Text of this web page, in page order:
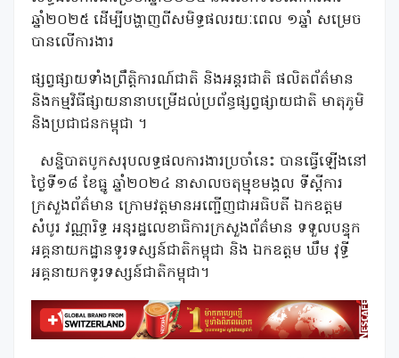
ឆ្នាំ២០២៥ ដើម្បីបង្ហាញពីសមិទ្ធផលរយៈពេល ១ឆ្នាំ សម្រេច
បានលើការងារ
ផ្សព្វផ្សាយទាំងព្រឹត្តិការណ៍ជាតិ និងអន្តរជាតិ ផលិតព័ត៌មាន
និងកម្មវិធីផ្សាយនានាបម្រើដល់ប្រព័ន្ធផ្សព្វផ្សាយជាតិ មាតុភូមិ
និងប្រជាជនកម្ពុជា ។
សន្និបាតបូកសរុបលទ្ធផលការងារប្រចាំនេះ បានធ្វើឡើងនៅ
ថ្ងៃទី១៨ ខែធ្នូ ឆ្នាំ២០២៤ នាសាលចតុម្មុខមង្គល ទីស្ដីការ
ក្រសួងព័ត៌មាន ក្រោមវត្តមានអញ្ជើញជាអធិបតី ឯកឧត្តម
សំបូរ វណ្ណារិទ្ធ អនុរដ្ឋលេខាធិការក្រសួងព័ត៌មាន ទទួលបន្ទុក
អគ្គនាយកដ្ឋានទូរទស្សន៍ជាតិកម្ពុជា និង ឯកឧត្តម ឃឹម វុទ្ធី
អគ្គនាយកទូរទស្សន៍ជាតិកម្ពុជា។